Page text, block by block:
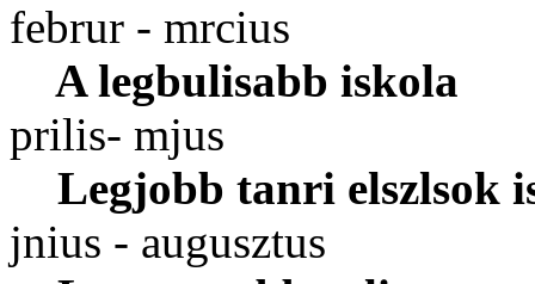
februr - mrcius
A legbulisabb iskola
prilis- mjus
Legjobb tanri elszlsok
jnius - augusztus